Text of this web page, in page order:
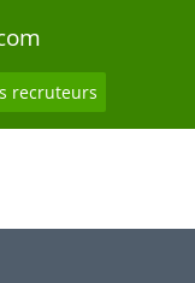
recruteurs